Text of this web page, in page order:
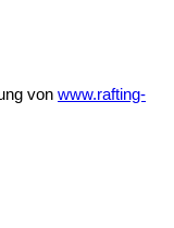
von www.rafting-